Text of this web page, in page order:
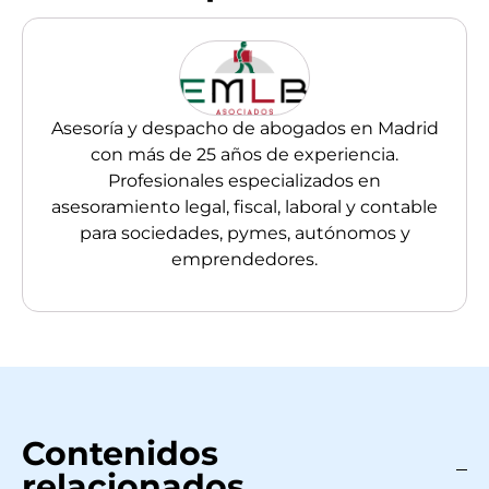
Asesoría y despacho de abogados en Madrid
con más de 25 años de experiencia.
Profesionales especializados en
asesoramiento legal, fiscal, laboral y contable
para sociedades, pymes, autónomos y
emprendedores.
Contenidos